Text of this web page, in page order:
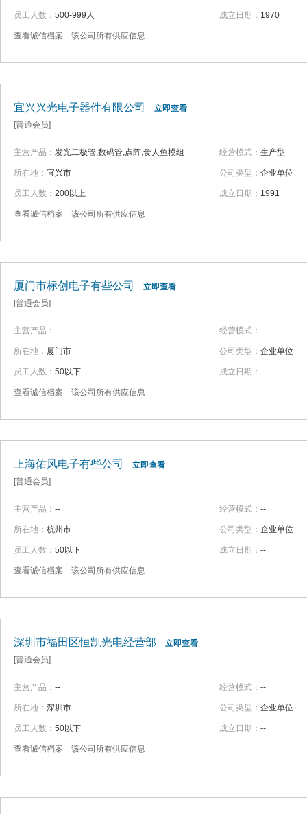
员工人数： 500-999人
查看诚信档案 该公司所有供应信息
成立日期： 1970
宜兴兴光电子器件有限公司
立即查看
[普通会员]
主营产品： 发光二极管,数码管,点阵,食人鱼模组
所在地： 宜兴市
员工人数： 200以上
查看诚信档案 该公司所有供应信息
经营模式： 生产型
公司类型： 企业单位
成立日期： 1991
厦门市标创电子有些公司
立即查看
[普通会员]
主营产品： --
所在地： 厦门市
员工人数： 50以下
查看诚信档案 该公司所有供应信息
经营模式： --
公司类型： 企业单位
成立日期： --
上海佑风电子有些公司
立即查看
[普通会员]
主营产品： --
所在地： 杭州市
员工人数： 50以下
查看诚信档案 该公司所有供应信息
经营模式： --
公司类型： 企业单位
成立日期： --
深圳市福田区恒凯光电经营部
立即查看
[普通会员]
主营产品： --
所在地： 深圳市
员工人数： 50以下
查看诚信档案 该公司所有供应信息
经营模式： --
公司类型： 企业单位
成立日期： --